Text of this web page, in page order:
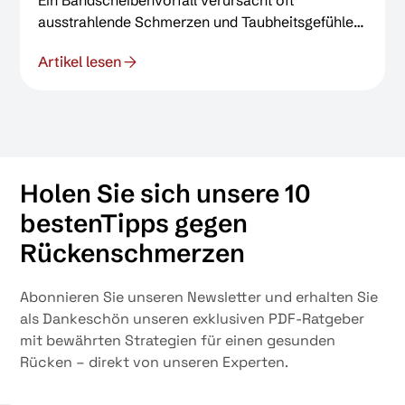
ausstrahlende Schmerzen und Taubheitsgefühle.
passiert und wie eine chiropraktische oder
Artikel lesen
Holen Sie sich unsere 10
bestenTipps gegen
Rückenschmerzen
Abonnieren Sie unseren Newsletter und erhalten Sie
als Dankeschön unseren exklusiven PDF-Ratgeber
mit bewährten Strategien für einen gesunden
Rücken – direkt von unseren Experten.